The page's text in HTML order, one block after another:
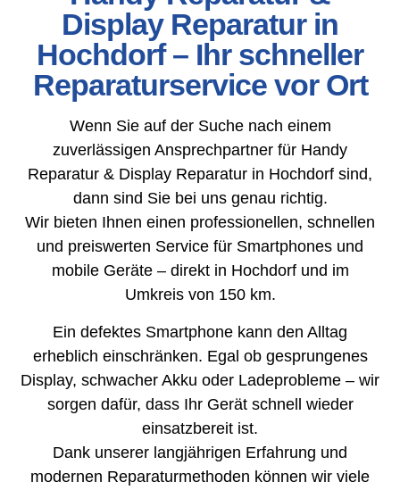
Display Reparatur in
Hochdorf – Ihr schneller
Reparaturservice vor Ort
Wenn Sie auf der Suche nach einem
zuverlässigen Ansprechpartner für Handy
Reparatur & Display Reparatur in Hochdorf sind,
dann sind Sie bei uns genau richtig.
Wir bieten Ihnen einen professionellen, schnellen
und preiswerten Service für Smartphones und
mobile Geräte – direkt in Hochdorf und im
Umkreis von 150 km.
Ein defektes Smartphone kann den Alltag
erheblich einschränken. Egal ob gesprungenes
Display, schwacher Akku oder Ladeprobleme – wir
sorgen dafür, dass Ihr Gerät schnell wieder
einsatzbereit ist.
Dank unserer langjährigen Erfahrung und
modernen Reparaturmethoden können wir viele